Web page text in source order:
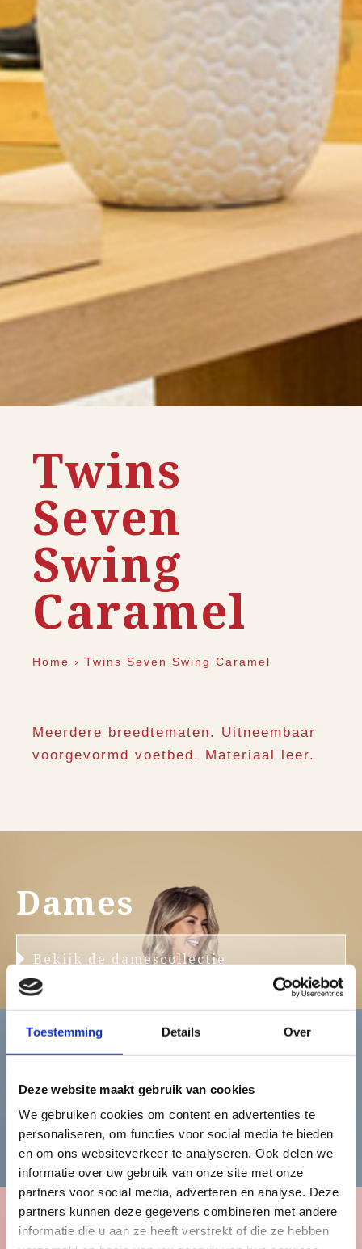
Toestemming Details Over
Deze website maakt gebruik van cookies
We gebruiken cookies om content en advertenties te
personaliseren, om functies voor social media te bieden
en om ons websiteverkeer te analyseren. Ook delen we
informatie over uw gebruik van onze site met onze
partners voor social media, adverteren en analyse. Deze
partners kunnen deze gegevens combineren met andere
informatie die u aan ze heeft verstrekt of die ze hebben
Twins
Seven
Swing
Caramel
Home › Twins Seven Swing Caramel
Meerdere breedtematen. Uitneembaar
voorgevormd voetbed. Materiaal leer.
Dames
Bekijk de damescollectie
Heren
Bekijk de herencollectie